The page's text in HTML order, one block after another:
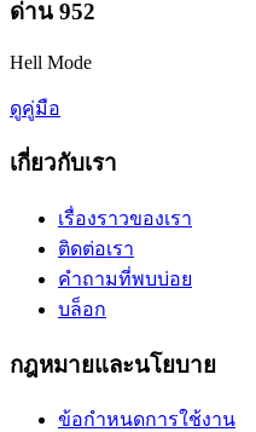
ด่าน 952
Hell Mode
ดูคู่มือ
เกี่ยวกับเรา
เรื่องราวของเรา
ติดต่อเรา
คำถามที่พบบ่อย
บล็อก
กฎหมายและนโยบาย
ข้อกำหนดการใช้งาน